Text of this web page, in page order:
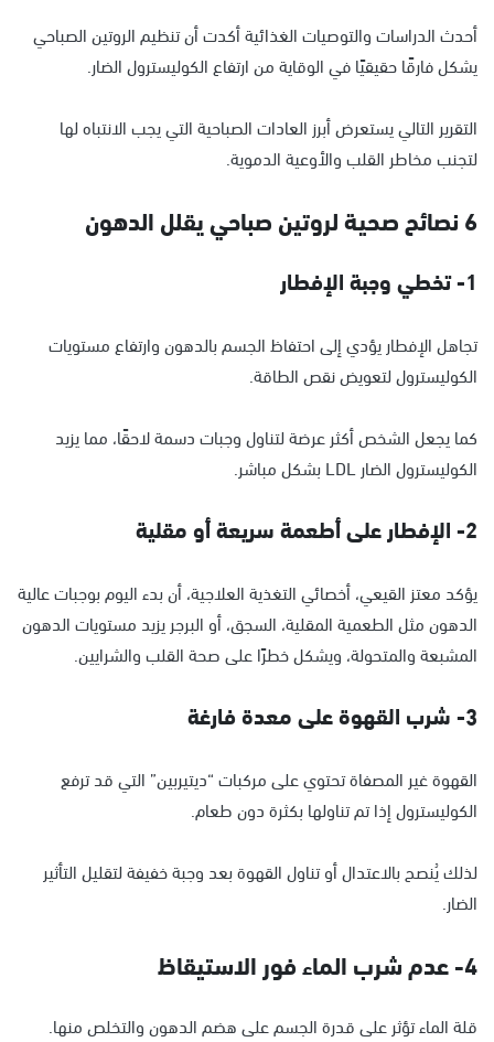
أحدث الدراسات والتوصيات الغذائية أكدت أن تنظيم الروتين الصباحي
يشكل فارقًا حقيقيًا في الوقاية من ارتفاع الكوليسترول الضار.
التقرير التالي يستعرض أبرز العادات الصباحية التي يجب الانتباه لها
لتجنب مخاطر القلب والأوعية الدموية.
6 نصائح صحية لروتين صباحي يقلل الدهون
1- تخطي وجبة الإفطار
تجاهل الإفطار يؤدي إلى احتفاظ الجسم بالدهون وارتفاع مستويات
الكوليسترول لتعويض نقص الطاقة.
كما يجعل الشخص أكثر عرضة لتناول وجبات دسمة لاحقًا، مما يزيد
الكوليسترول الضار LDL بشكل مباشر.
2- الإفطار على أطعمة سريعة أو مقلية
يؤكد معتز القيعي، أخصائي التغذية العلاجية، أن بدء اليوم بوجبات عالية
الدهون مثل الطعمية المقلية، السجق، أو البرجر يزيد مستويات الدهون
المشبعة والمتحولة، ويشكل خطرًا على صحة القلب والشرايين.
3- شرب القهوة على معدة فارغة
القهوة غير المصفاة تحتوي على مركبات “ديتيربين” التي قد ترفع
الكوليسترول إذا تم تناولها بكثرة دون طعام.
لذلك يُنصح بالاعتدال أو تناول القهوة بعد وجبة خفيفة لتقليل التأثير
الضار.
4- عدم شرب الماء فور الاستيقاظ
قلة الماء تؤثر على قدرة الجسم على هضم الدهون والتخلص منها.